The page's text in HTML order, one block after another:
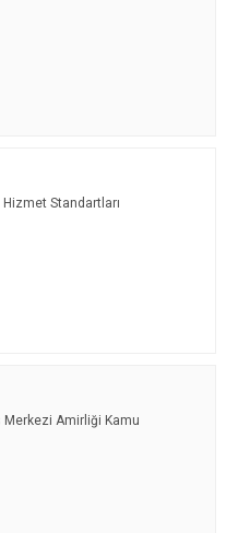
Standartları
Merkezi Amirliği Kamu